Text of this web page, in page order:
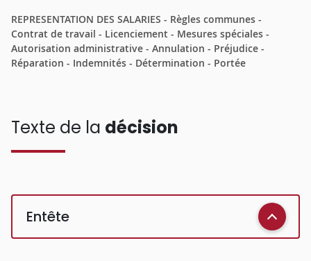
REPRESENTATION DES SALARIES - Règles communes -
Contrat de travail - Licenciement - Mesures spéciales -
Autorisation administrative - Annulation - Préjudice -
Réparation - Indemnités - Détermination - Portée
Texte de la décision
Entête